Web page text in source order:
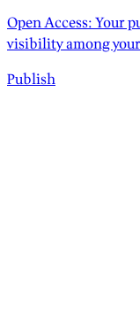
Open Access: Your
visibility among
Publish